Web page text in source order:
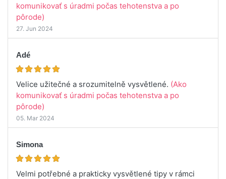
komunikovať s úradmi počas tehotenstva a po
pôrode)
27. Jun 2024
Adé
Velice užitečné a srozumitelně vysvětlené. (Ako
komunikovať s úradmi počas tehotenstva a po
pôrode)
05. Mar 2024
Simona
Velmi potřebné a prakticky vysvětlené tipy v rámci